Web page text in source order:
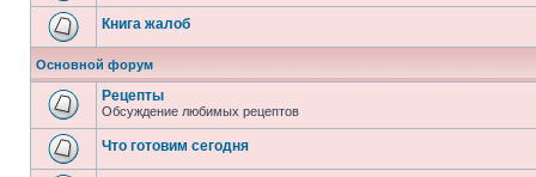
Книга жалоб
Основной форум
Рецепты
Обсуждение любимых рецептов
Что готовим сегодня